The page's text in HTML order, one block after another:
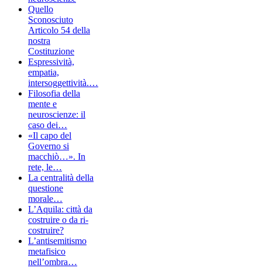
Quello
Sconosciuto
Articolo 54 della
nostra
Costituzione
Espressività,
empatia,
intersoggettività.…
Filosofia della
mente e
neuroscienze: il
caso dei…
«Il capo del
Governo si
macchiò…». In
rete, le…
La centralità della
questione
morale…
L’Aquila: città da
costruire o da ri-
costruire?
L’antisemitismo
metafisico
nell’ombra…